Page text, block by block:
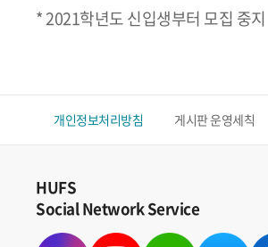
* 2021학년도 신입생부터 모집 중지
개인정보처리방침 게시판 운영세칙
HUFS
Social Network Service